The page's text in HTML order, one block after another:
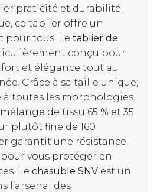
praticité et durabilité.
ce tablier offre un
pour tous. Le tablier de
conçu pour
et élégance tout au
Grâce à sa taille unique,
à toutes les morphologies.
de tissu 65 % et 35
plutôt fine de 160
garantit une résistance
vous protéger en
Le chasuble SNV est un
l’arsenal des